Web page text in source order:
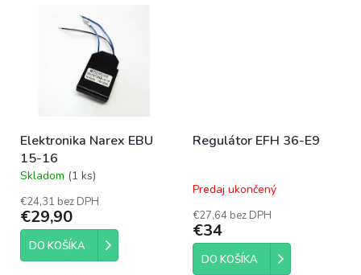
Elektronika Narex EBU
15-16
Priemerné
produktu
je
4,5
Skladom (1 ks)
€24,31 bez DPH
€29,90
DO KOŠÍKA
Regulátor EFH 36-E9
Predaj ukončený
€27,64 bez DPH
€34
DO KOŠÍKA